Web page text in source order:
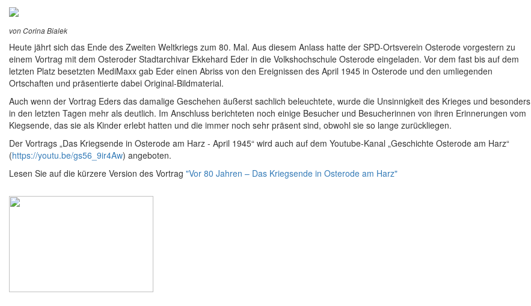
von Corina Bialek
Heute jährt sich das Ende des Zweiten Weltkriegs zum 80. Mal. Aus diesem Anlass hatte der SPD-Ortsverein Osterode vorgestern zu
einem Vortrag mit dem Osteroder Stadtarchivar Ekkehard Eder in die Volkshochschule Osterode eingeladen. Vor dem fast bis auf dem
letzten Platz besetzten MediMaxx gab Eder einen Abriss von den Ereignissen des April 1945 in Osterode und den umliegenden
Ortschaften und präsentierte dabei Original-Bildmaterial.
Auch wenn der Vortrag Eders das damalige Geschehen äußerst sachlich beleuchtete, wurde die Unsinnigkeit des Krieges und besonders
in den letzten Tagen mehr als deutlich. Im Anschluss berichteten noch einige Besucher und Besucherinnen von ihren Erinnerungen vom
Kiegsende, das sie als Kinder erlebt hatten und die immer noch sehr präsent sind, obwohl sie so lange zurückliegen.
Der Vortrags „Das Kriegsende in Osterode am Harz - April 1945“ wird auch auf dem Youtube-Kanal „Geschichte Osterode am Harz“
(https://youtu.be/gs56_9ir4Aw) angeboten.
Lesen Sie auf die kürzere Version des Vortrag "Vor 80 Jahren – Das Kriegsende in Osterode am Harz"